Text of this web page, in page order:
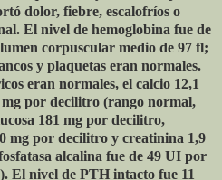
dolor, fiebre, escalofríos o
El nivel de hemoglobina fue de
corpuscular medio de 97 fl;
y plaquetas eran normales.
eran normales, el calcio 12,1
por decilitro (rango normal,
181 mg por decilitro,
mg por decilitro y creatinina 1,9
alcalina fue de 49 UI por
El nivel de PTH intacto fue 11